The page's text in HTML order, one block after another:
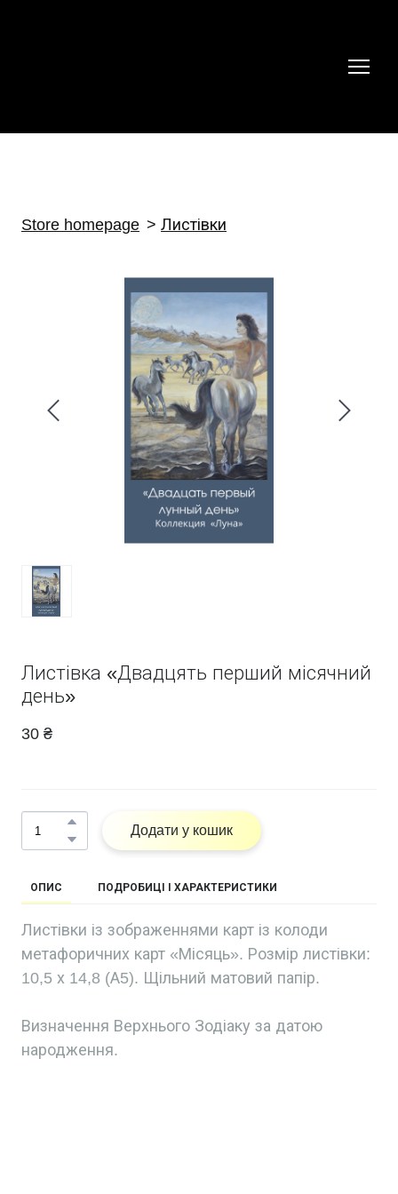
Store homepage Листівки
Листівка «Двадцять перший місячний
день»
30 ₴
Додати у кошик
ОПИС ПОДРОБИЦІ І ХАРАКТЕРИСТИКИ
Листівки із зображеннями карт із колоди
метафоричних карт «Місяць». Розмір листівки:
10,5 х 14,8 (А5). Щільний матовий папір.
Визначення Верхнього Зодіаку за датою
народження.